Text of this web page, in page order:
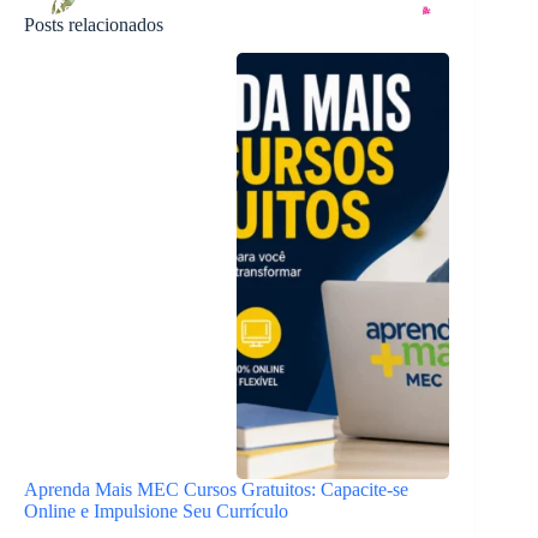
Posts relacionados
Aprenda Mais MEC Cursos Gratuitos: Capacite-se
Online e Impulsione Seu Currículo